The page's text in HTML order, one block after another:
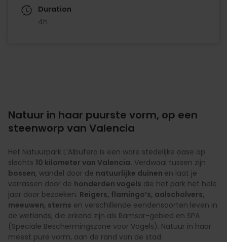
Duration
4h
Natuur in haar puurste vorm, op een
steenworp van Valencia
Het Natuurpark L’Albufera is een ware stedelijke oase op
slechts 10 kilometer van Valencia. Verdwaal tussen zijn
bossen, wandel door de natuurlijke duinen en laat je
verrassen door de honderden vogels die het park het hele
jaar door bezoeken. Reigers, flamingo’s, aalscholvers,
meeuwen, sterns en verschillende eendensoorten leven in
de wetlands, die erkend zijn als Ramsar-gebied en SPA
(Speciale Beschermingszone voor Vogels). Natuur in haar
meest pure vorm, aan de rand van de stad.